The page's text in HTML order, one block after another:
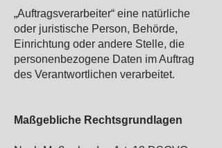
„Auftragsverarbeiter“ eine natürliche
oder juristische Person, Behörde,
Einrichtung oder andere Stelle, die
personenbezogene Daten im Auftrag
des Verantwortlichen verarbeitet.
Maßgebliche Rechtsgrundlagen